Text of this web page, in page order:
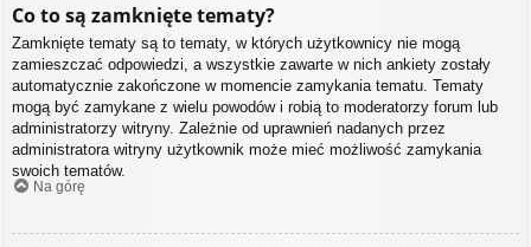
Co to są zamknięte tematy?
Zamknięte tematy są to tematy, w których użytkownicy nie mogą
zamieszczać odpowiedzi, a wszystkie zawarte w nich ankiety zostały
automatycznie zakończone w momencie zamykania tematu. Tematy
mogą być zamykane z wielu powodów i robią to moderatorzy forum lub
administratorzy witryny. Zależnie od uprawnień nadanych przez
administratora witryny użytkownik może mieć możliwość zamykania
swoich tematów.
Na górę